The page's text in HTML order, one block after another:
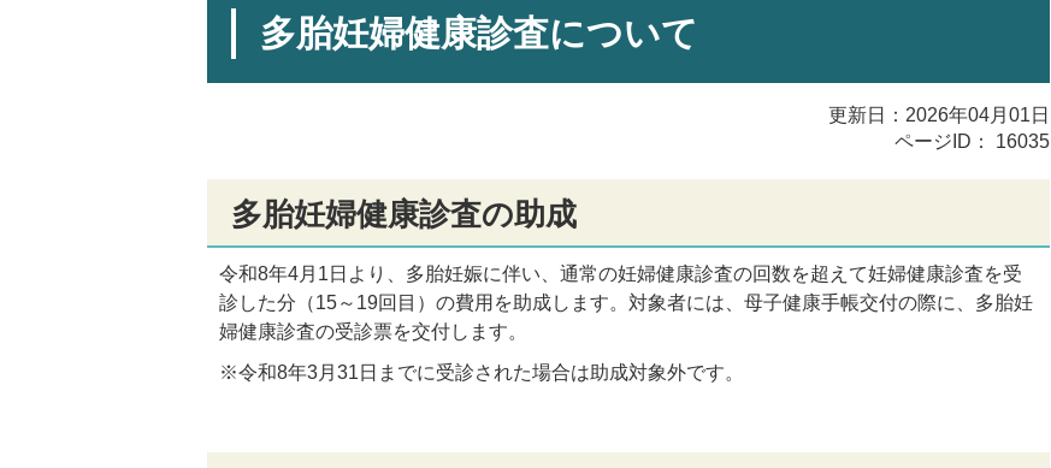
多胎妊婦健康診査について
更新日：2026年04月01日
ページID：
16035
多胎妊婦健康診査の助成
令和8年4月1日より、多胎妊娠に伴い、通常の妊婦健康診査の回数を超えて妊婦健康診査を受
診した分（15～19回目）の費用を助成します。対象者には、母子健康手帳交付の際に、多胎妊
婦健康診査の受診票を交付します。
※令和8年3月31日までに受診された場合は助成対象外です。